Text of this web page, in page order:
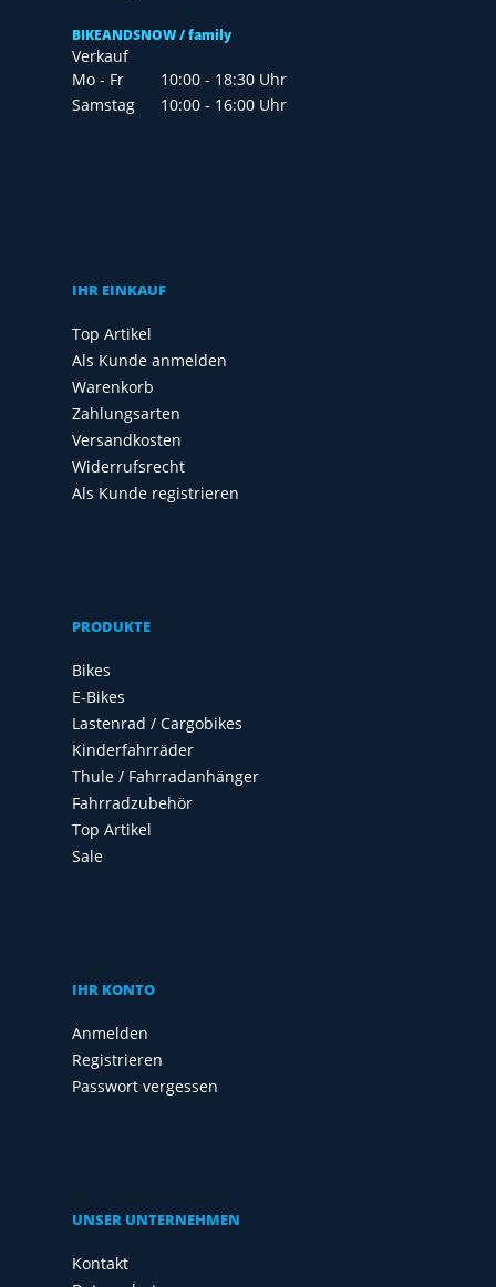
BIKEANDSNOW / family
Verkauf
Mo - Fr
10:00 - 18:30 Uhr
Samstag
10:00 - 16:00 Uhr
IHR EINKAUF
Top Artikel
Als Kunde anmelden
Warenkorb
Zahlungsarten
Versandkosten
Widerrufsrecht
Als Kunde registrieren
PRODUKTE
Bikes
E-Bikes
Lastenrad / Cargobikes
Kinderfahrräder
Thule / Fahrradanhänger
Fahrradzubehör
Top Artikel
Sale
IHR KONTO
Anmelden
Registrieren
Passwort vergessen
UNSER UNTERNEHMEN
Kontakt